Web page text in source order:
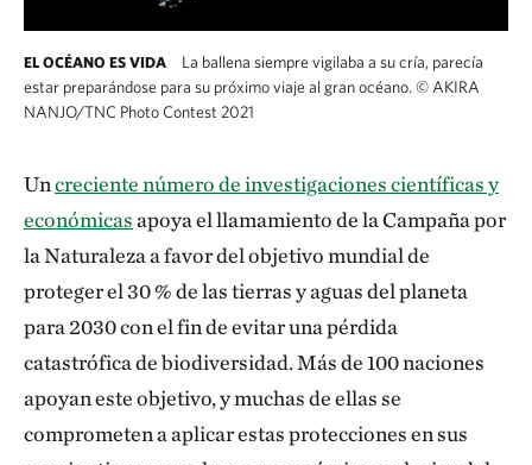
EL OCÉANO ES VIDA
La ballena siempre vigilaba a su cría, parecía
estar preparándose para su próximo viaje al gran océano. © AKIRA
NANJO/TNC Photo Contest 2021
Uncreciente número de investigaciones científicas y
económicasapoya el llamamiento de la Campaña por
la Naturaleza a favor del objetivo mundial de
proteger el 30 % de las tierras y aguas del planeta
para 2030 con el fin de evitar una pérdida
catastrófica de biodiversidad. Más de 100 naciones
apoyan este objetivo, y muchas de ellas se
comprometen a aplicar estas protecciones en sus